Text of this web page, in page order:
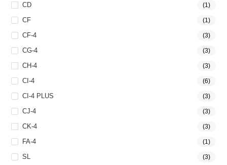
CD (1)
CF (1)
CF-4 (3)
CG-4 (3)
CH-4 (3)
CI-4 (6)
CI-4 PLUS (3)
CJ-4 (3)
CK-4 (3)
FA-4 (1)
SL (3)